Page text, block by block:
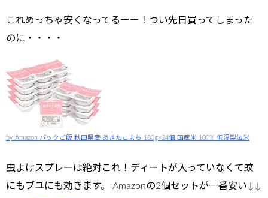
これめっちゃ安くなってるーー！つい先日買ってしまった
のに・・・・
by Amazon パックご飯 秋田県産 あきたこまち 180g×24個 国産米 100% 低温製法米
虫よけスプレーは絶対これ！ディートが入っていなくて蚊
にもブユにも効きます。 Amazonの2個セットが一番安い↓↓